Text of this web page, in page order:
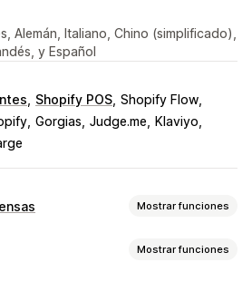
Alemán, Italiano, Chino (simplificado),
y Español
Shopify POS Shopify Flow
Gorgias Judge.me
Klaviyo
Mostrar funciones
Mostrar funciones